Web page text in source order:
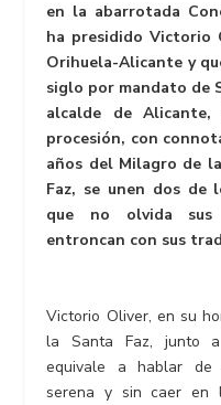
en la abarrotada
ha presidido Victorio
Orihuela-Alicante y
siglo por mandato de
alcalde de
procesión, con
años del Milagro de
Faz, se unen dos de
que no olvida
entroncan con sus
Victorio Oliver, en su
la Santa Faz, junto a
equivale a hablar de
serena y sin caer en